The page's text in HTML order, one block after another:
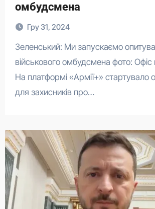
омбудсмена
Гру 31, 2024
Зеленський: Ми запускаємо опитування про
військового омбудсмена фото: Офіс
На платформі «Армії+» стартувало
для захисників про…